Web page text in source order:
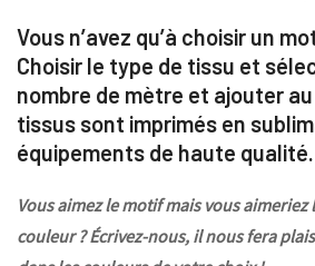
Vous n’avez qu’à choisir un
Choisir le type de tissu et
nombre de mètre et ajouter
tissus sont imprimés en
équipements de haute qualité.
Vous aimez le motif mais vous aimeriez
couleur ? Écrivez-nous, il nous fera